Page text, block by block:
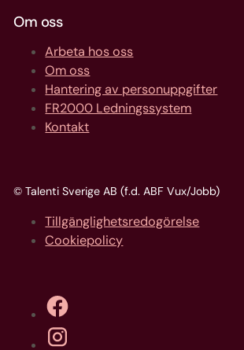
Om oss
Arbeta hos oss
Om oss
Hantering av personuppgifter
FR2000 Ledningssystem
Kontakt
© Talenti Sverige AB (f.d. ABF Vux/Jobb)
Tillgänglighetsredogörelse
Cookiepolicy